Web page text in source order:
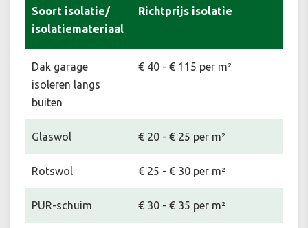
Soort isolatie/
isolatiemateriaal
Richtprijs isolatie
Dak garage
isoleren langs
buiten
€ 40 - € 115 per m²
Glaswol € 20 - € 25 per m²
Rotswol € 25 - € 30 per m²
PUR-schuim € 30 - € 35 per m²